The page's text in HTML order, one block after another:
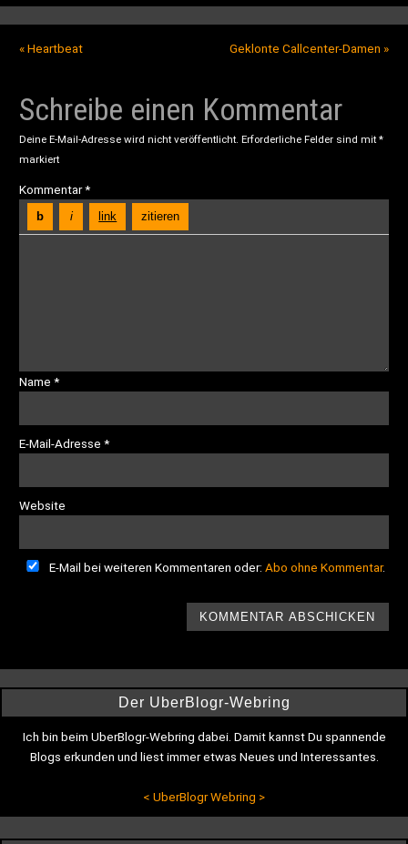
«Heartbeat Geklonte Callcenter-Damen »
Schreibe einen Kommentar
Deine E-Mail-Adresse wird nicht veröffentlicht. Erforderliche Felder sind mit*
markiert
Kommentar*
Name*
E-Mail-Adresse*
Website
E-Mail bei weiteren Kommentaren oder:Abo ohne Kommentar.
Der UberBlogr-Webring
Ich bin beim UberBlogr-Webring dabei. Damit kannst Du spannende
Blogs erkunden und liest immer etwas Neues und Interessantes.
< UberBlogr Webring >